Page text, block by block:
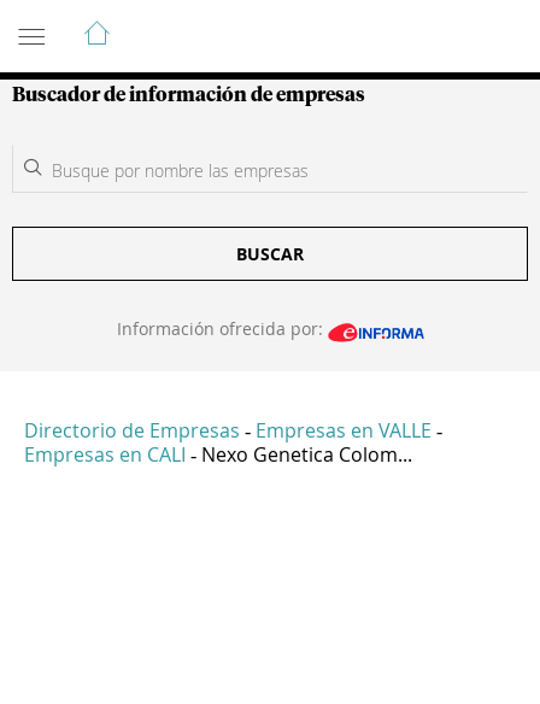
Guía de Empresas Colombianas
Buscador de información de empresas
BUSCAR
Información ofrecida por:
Directorio de Empresas - Empresas en VALLE -
Empresas en CALI - Nexo Genetica Colom...